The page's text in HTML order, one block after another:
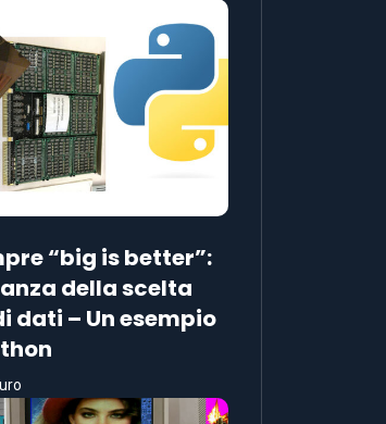
“big is better”:
della scelta
dati – Un esempio